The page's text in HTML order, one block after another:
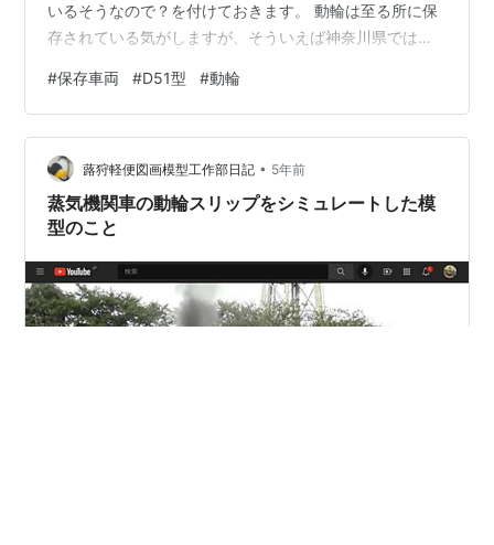
いるそうなので？を付けておきます。 動輪は至る所に保
存されている気がしますが、そういえば神奈川県では全
らいでしょうか。 説明板 ↑この保存車の場所はこちら 相
鉄労組の本部前にあります。 o-totsupura.hatenablog.jp
#保存車両 #D51型 #動輪
蕗狩軽便図画模型工作部日記 • 5年前
蒸気機関車の動輪スリップをシミュレートした模
型のこと